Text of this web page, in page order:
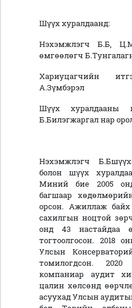
Шүүх хуралдаанд:
Нэхэмжлэгч Б.Б,
өмгөөлөгч
Хариуцагчийн
А.Зүмбэрэл
Шүүх хуралдааны
Б.Билэгжаргал нар
Нэхэмжлэгч
болон шүүх
Миний бие 2005
багшаар
орсон. Ажиллаж
сахилгын ноцтой
онд 43 настайдаа
тогтоолгосон. 2018
Улсын
томилогдсон.
компаниар аудит
цалин хөлсөнд
асуухад Улсын